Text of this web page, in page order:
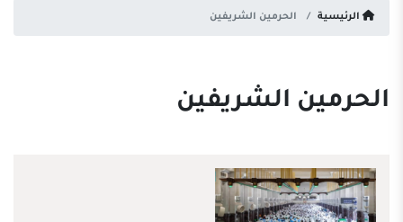
الرئيسية الحرمين الشريفين
الحرمين الشريفين